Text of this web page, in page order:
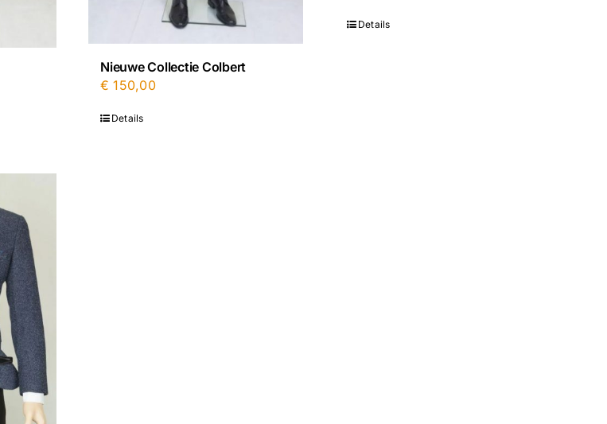
Nieuwe Collectie Colbert
€ 150,00
Details
Details